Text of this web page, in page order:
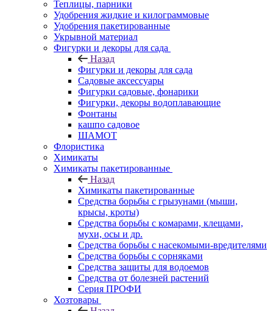
Теплицы, парники
Удобрения жидкие и килограммовые
Удобрения пакетированные
Укрывной материал
Фигурки и декоры для сада
Назад
Фигурки и декоры для сада
Садовые аксессуары
Фигурки садовые, фонарики
Фигурки, декоры водоплавающие
Фонтаны
кашпо садовое
ШАМОТ
Флористика
Химикаты
Химикаты пакетированные
Назад
Химикаты пакетированные
Средства борьбы с грызунами (мыши,
крысы, кроты)
Средства борьбы с комарами, клещами,
мухи, осы и др.
Средства борьбы с насекомыми-вредителями
Средства борьбы с сорняками
Средства защиты для водоемов
Средства от болезней растений
Серия ПРОФИ
Хозтовары